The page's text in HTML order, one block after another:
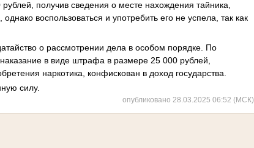
получив сведения о месте нахождения тайника,
воспользоваться и употребить его не успела, так как
о рассмотрении дела в особом порядке. По
в виде штрафа в размере 25 000 рублей,
наркотика, конфискован в доход государства.
силу.
опубликовано 28.03.2025 06:52 (МСК)